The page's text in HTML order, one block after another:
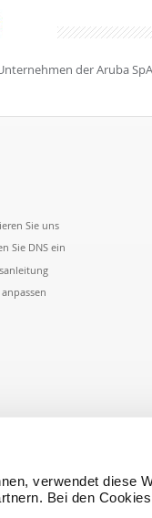
verwendet diese
Bei den
der Aruba
Sie uns
Sie DNS ein